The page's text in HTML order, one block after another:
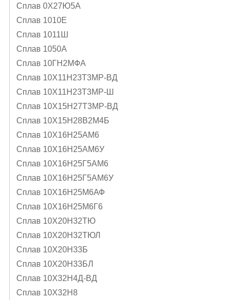
Сплав 0Х27Ю5А
Сплав 1010Е
Сплав 1011Ш
Сплав 1050А
Сплав 10ГН2МФА
Сплав 10Х11Н23Т3МР-ВД
Сплав 10Х11Н23Т3МР-Ш
Сплав 10Х15Н27Т3МР-ВД
Сплав 10Х15Н28В2М4Б
Сплав 10Х16Н25АМ6
Сплав 10Х16Н25АМ6У
Сплав 10Х16Н25Г5АМ6
Сплав 10Х16Н25Г5АМ6У
Сплав 10Х16Н25М6АФ
Сплав 10Х16Н25М6Г6
Сплав 10Х20Н32ТЮ
Сплав 10Х20Н32ТЮЛ
Сплав 10Х20Н33Б
Сплав 10Х20Н33БЛ
Сплав 10Х32Н4Д-ВД
Сплав 10Х32Н8